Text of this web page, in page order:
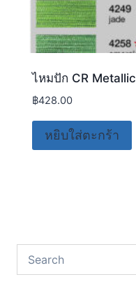
ไหมปัก CR
฿428.00
หยิบใส่ตะกร้า